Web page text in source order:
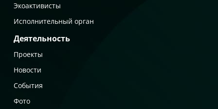
Экоактивисты
Исполнительный орган
Деятельность
Проекты
Новости
События
Фото